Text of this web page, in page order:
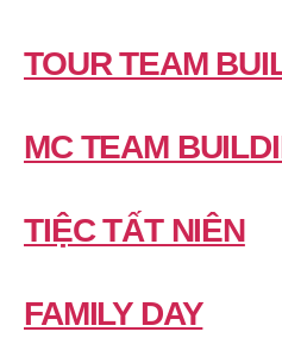
TOUR TEAM
MC TEAM
TIỆC TẤT NIÊN
FAMILY DAY